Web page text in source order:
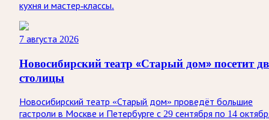
кухня и мастер-классы.
7 августа 2026
Новосибирский театр «Старый дом» посетит
столицы
Новосибирский театр «Старый дом» проведёт большие
гастроли в Москве и Петербурге с 29 сентября по 14